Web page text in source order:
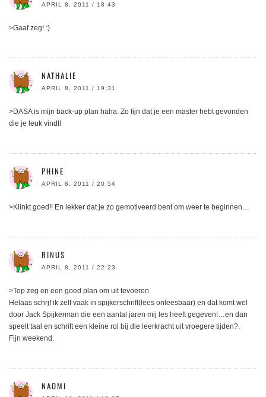
APRIL 8, 2011 / 18:43
>Gaaf zeg! :)
NATHALIE
APRIL 8, 2011 / 19:31
>DASA is mijn back-up plan haha. Zo fijn dat je een master hebt gevonden
die je leuk vindt!
PHINE
APRIL 8, 2011 / 20:54
>Klinkt goed!! En lekker dat je zo gemotiveerd bent om weer te beginnen…
RINUS
APRIL 8, 2011 / 22:23
>Top zeg en een goed plan om uit tevoeren.
Helaas schrjf ik zelf vaak in spijkerschrift(lees onleesbaar) en dat komt wel
door Jack Spijkerman die een aantal jaren mij les heeft gegeven!…en dan
speelt taal en schrift een kleine rol bij die leerkracht uit vroegere tijden?.
Fijn weekend.
NAOMI